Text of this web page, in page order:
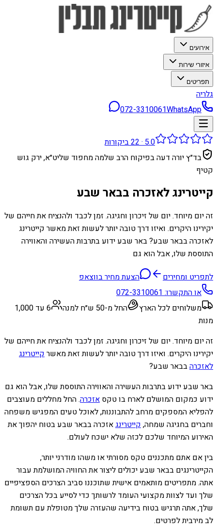
אירועים
איזורי שירות
תפריטים
גלריה
072-3310061WhatsApp
5.0
·
22ביקורות
בד״ץ יורה דעה בפיקוח הרב שלמה מחפוד שליט״א, ירק גוש
קטיף
קייטרינג לאזכרה בבאר שבע
זה יום מיוחד. יום של זיכרון וחגיגה. זמן לכבד ולהנציח את חייהם של
יקירינו היקרים. ואיזו דרך טובה יותר לעשות זאת מאשר קייטרינג
לאזכרה בבאר שבע? באר שבע ידוע בתרבות העשירה והאווירה
התוססת שלו, אבל הוא גם
לתפריט ומחירים
הצעת מחיר בווצאפ
או התקשרו:072-3310061
משלוחים לכל הארץ
החל מ-50 ש״ח למנה
6 עד 1,000
מנות
זה יום מיוחד. יום של זיכרון וחגיגה. זמן לכבד ולהנציח את חייהם של
יקירינו היקרים. ואיזו דרך טובה יותר לעשות זאת מאשרקייטרינג
לאזכרהבבאר שבע?
באר שבע ידוע בתרבות העשירה והאווירה התוססת שלו, אבל הוא גם
ידוע כמקום המושלם לארח בו טקס אזכרה. החל מחללים מעוצבים
להפליא המספקים מרחב להתבוננות, לאוכל טעים המפגיש משפחה
וחברים בחגיגה שמחה,קייטרינגאזכרה בבאר שבע בטוח יהפוך את
האירוע המיוחד שלכם לכזה שלא ישכח לעולם.
בין אם אתם מתכננים טקס מסורתי או משהו מודרני יותר,
הקייטרינגים בבאר שבע יכולים ליצור את החוויה המושלמת עבור
אתה. מתפריטים מותאמים אישית שתוכננו סביב הצרכים הספציפיים
שלך ועד לצוות מקצועי העומד לרשותך כדי לסייע בכל הצרכים
שלך, אתה תרגיש בטוח בידיעה שהעזרה שלך מטופלת עם תשומת
לב מירבית לפרטים.